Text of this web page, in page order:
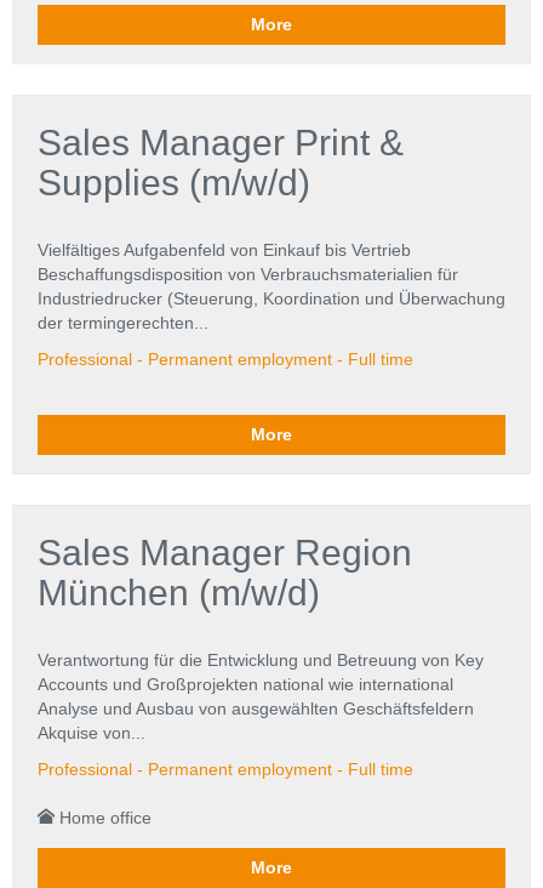
More
Sales Manager Print &
Supplies (m/w/d)
Vielfältiges Aufgabenfeld von Einkauf bis Vertrieb
Beschaffungsdisposition von Verbrauchsmaterialien für
Industriedrucker (Steuerung, Koordination und Überwachung
der termingerechten...
Professional - Permanent employment - Full time
More
Sales Manager Region
München (m/w/d)
Verantwortung für die Entwicklung und Betreuung von Key
Accounts und Großprojekten national wie international
Analyse und Ausbau von ausgewählten Geschäftsfeldern
Akquise von...
Professional - Permanent employment - Full time
Home office
More